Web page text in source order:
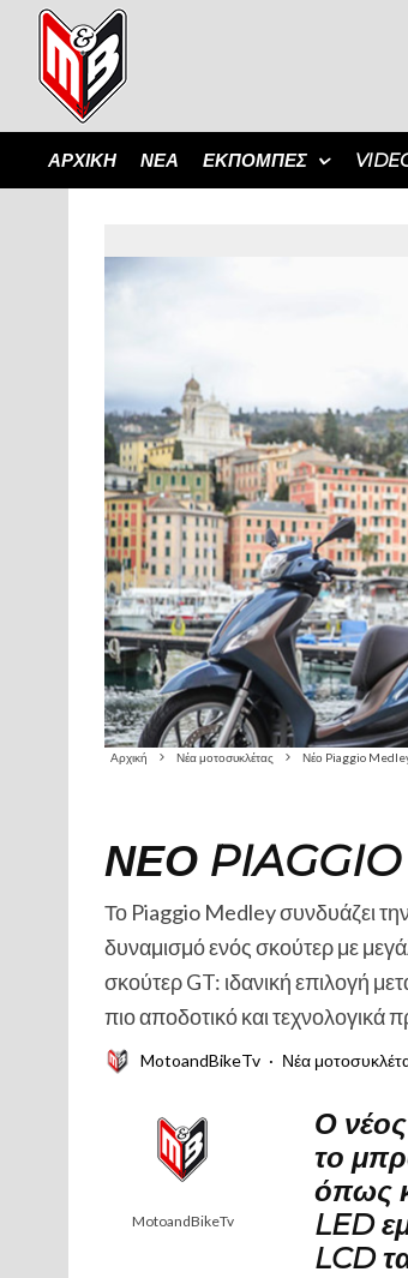
ΑΡΧΙΚΗ ΝΕΑ ΕΚΠΟΜΠΈΣ
Αρχική Νέα μοτοσυκλέτας Νέο Piaggio
ΝΈΟ
Το Piaggio Medley συνδυάζει
δυναμισμό ενός σκούτερ με
σκούτερ GT: ιδανική επιλογή
πιο αποδοτικό και τεχνολογικά
MotoandBikeTv · Νέα
MotoandBikeTv
Ο
το
όπως
LED
LCD